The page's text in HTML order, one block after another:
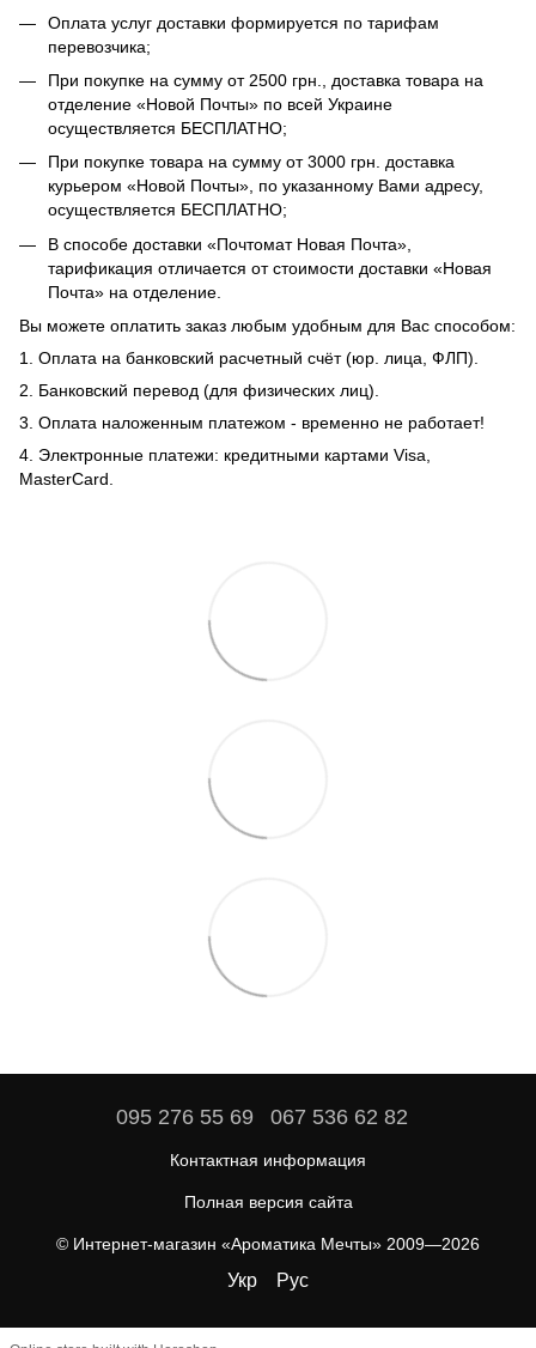
Оплата услуг доставки формируется по тарифам
перевозчика;
При покупке на сумму от 2500 грн., доставка товара на
отделение «Новой Почты» по всей Украине
осуществляется БЕСПЛАТНО;
При покупке товара на сумму от 3000 грн. доставка
курьером «Новой Почты», по указанному Вами адресу,
осуществляется БЕСПЛАТНО;
В способе доставки «Почтомат Новая Почта»,
тарификация отличается от стоимости доставки «Новая
Почта» на отделение.
Вы можете оплатить заказ любым удобным для Вас способом:
1. Оплата на банковский расчетный счёт (юр. лица, ФЛП).
2. Банковский перевод (для физических лиц).
3. Оплата наложенным платежом - временно не работает!
4. Электронные платежи: кредитными картами Visa,
MasterCard.
095 276 55 69 067 536 62 82
Контактная информация
Полная версия сайта
© Интернет-магазин «Ароматика Мечты» 2009—2026
Укр Рус